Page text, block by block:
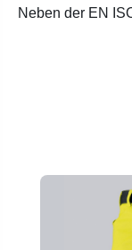
Neben der EN